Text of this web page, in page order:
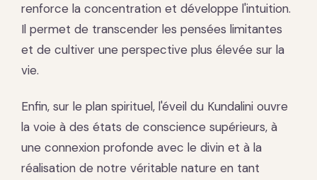
renforce la concentration et développe l'intuition.
Il permet de transcender les pensées limitantes
et de cultiver une perspective plus élevée sur la
vie.
Enfin, sur le plan spirituel, l'éveil du Kundalini ouvre
la voie à des états de conscience supérieurs, à
une connexion profonde avec le divin et à la
réalisation de notre véritable nature en tant